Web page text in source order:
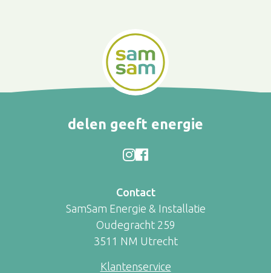
delen geeft energie
Contact
SamSam Energie & Installatie
Oudegracht 259
3511 NM Utrecht
Klantenservice